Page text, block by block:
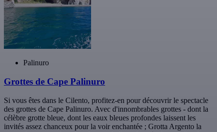
Palinuro
Grottes de Cape Palinuro
Si vous êtes dans le Cilento, profitez-en pour découvrir le spectacle
des grottes de Cape Palinuro. Avec d'innombrables grottes - dont la
célèbre grotte bleue, dont les eaux bleues profondes laissent les
invités assez chanceux pour la voir enchantée ; Grotta Argento la